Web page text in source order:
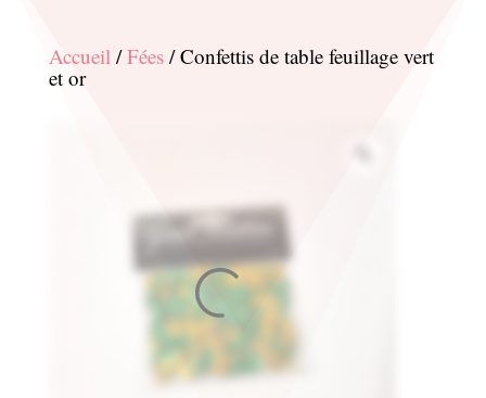
Accueil/Fées/ Confettis de table feuillage vert
et or